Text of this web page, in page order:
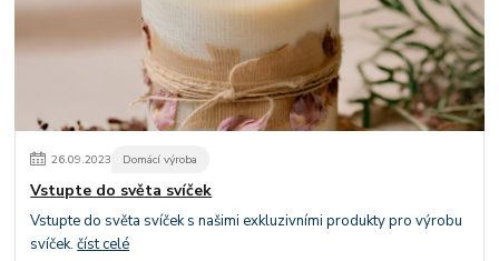
26.09.2023 Domácí výroba
Vstupte do světa svíček
Vstupte do světa svíček s našimi exkluzivními produkty pro výrobu
svíček.číst celé